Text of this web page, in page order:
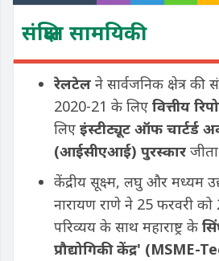
संक्षिप्त सामयिकी
रेलटेल ने सार्वजनिक क्षेत्र की
2020-21 के लिए वित्तीय
लिए इंस्टीट्यूट ऑफ चार्टर्ड
(आईसीएआई) पुरस्कार
केंद्रीय सूक्ष्म, लघु और मध्यम
नारायण राणे ने 25 फरवरी
परिव्यय के साथ महाराष्ट्र के
प्रौद्योगिकी केंद्र' (MSME-